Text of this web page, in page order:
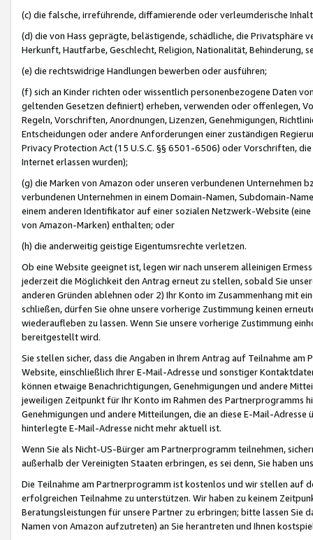
(c) die falsche, irreführende, diffamierende oder verleumderische
(d) die von Hass geprägte, belästigende, schädliche, die Privatsphäre
Herkunft, Hautfarbe, Geschlecht, Religion, Nationalität, Behinderung,
(e) die rechtswidrige Handlungen bewerben oder ausführen;
(f) sich an Kinder richten oder wissentlich personenbezogene Daten
geltenden Gesetzen definiert) erheben, verwenden oder offenlegen,
Regeln, Vorschriften, Anordnungen, Lizenzen, Genehmigungen,
Entscheidungen oder andere Anforderungen einer zuständigen
Privacy Protection Act (15 U.S.C. §§ 6501-6506) oder Vorschriften,
Internet erlassen wurden);
(g) die Marken von Amazon oder unseren verbundenen Unternehmen
verbundenen Unternehmen in einem Domain-Namen, Subdomain-
einem anderen Identifikator auf einer sozialen Netzwerk-Website
von Amazon-Marken) enthalten; oder
(h) die anderweitig geistige Eigentumsrechte verletzen.
Ob eine Website geeignet ist, legen wir nach unserem alleinigen
jederzeit die Möglichkeit den Antrag erneut zu stellen, sobald Sie
anderen Gründen ablehnen oder 2) Ihr Konto im Zusammenhang mit
schließen, dürfen Sie ohne unsere vorherige Zustimmung keinen
wiederaufleben zu lassen. Wenn Sie unsere vorherige Zustimmung
bereitgestellt wird.
Sie stellen sicher, dass die Angaben in Ihrem Antrag auf Teilnahme
Website, einschließlich Ihrer E-Mail-Adresse und sonstiger
können etwaige Benachrichtigungen, Genehmigungen und andere
jeweiligen Zeitpunkt für Ihr Konto im Rahmen des Partnerprogramms
Genehmigungen und andere Mitteilungen, die an diese E-Mail-
hinterlegte E-Mail-Adresse nicht mehr aktuell ist.
Wenn Sie als Nicht-US-Bürger am Partnerprogramm teilnehmen,
außerhalb der Vereinigten Staaten erbringen, es sei denn, Sie haben
Die Teilnahme am Partnerprogramm ist kostenlos und wir stellen auf
erfolgreichen Teilnahme zu unterstützen. Wir haben zu keinem
Beratungsleistungen für unsere Partner zu erbringen; bitte lassen Sie
Namen von Amazon aufzutreten) an Sie herantreten und Ihnen